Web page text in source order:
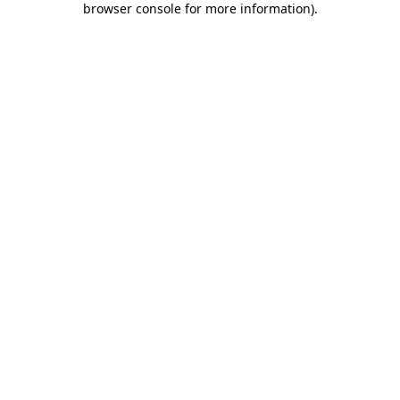
browser console for more information).